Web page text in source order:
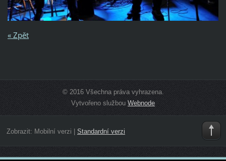
« Zpět
© 2016 Všechna práva vyhrazena.
Vytvořeno službou Webnode
Zobrazit: Mobilní verzi Standardní verzi